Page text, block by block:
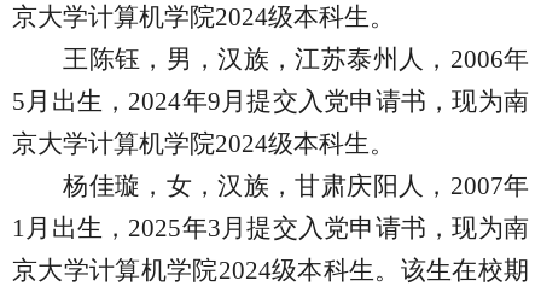
京大学计算机学院2024级本科生。
王陈钰，男，汉族，江苏泰州人， 2006年
5 月出生， 2024年9 月提交入党申请书，现为南
京大学计算机学院2024级本科生。
杨佳璇，女，汉族，甘肃庆阳人， 2007年
1 月出生， 2025年3 月提交入党申请书，现为南
京大学计算机学院2024级本科生。该生在校期